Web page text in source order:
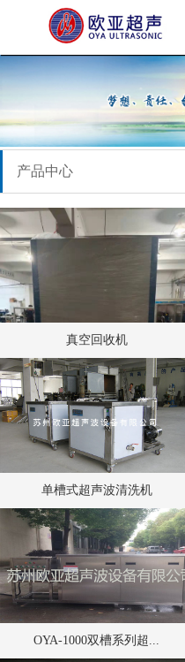
产品中心
真空回收机
单槽式超声波清洗机
OYA-1000双槽系列超...